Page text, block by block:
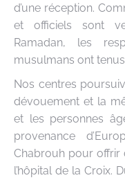
d’une réception.
et officiels sont
Ramadan, les
musulmans ont
Nos centres
dévouement et la
et les personnes
provenance
Chabrouh pour offrir
l’hôpital de la Croix.